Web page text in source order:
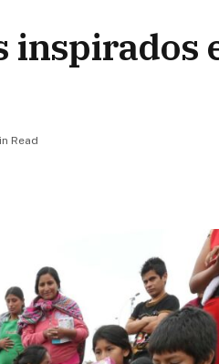
inspirados
Read